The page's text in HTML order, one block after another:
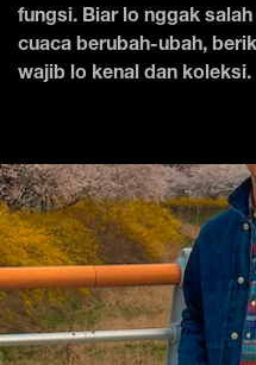
fungsi. Biar lo nggak
cuaca berubah-ubah,
wajib lo kenal dan koleksi.